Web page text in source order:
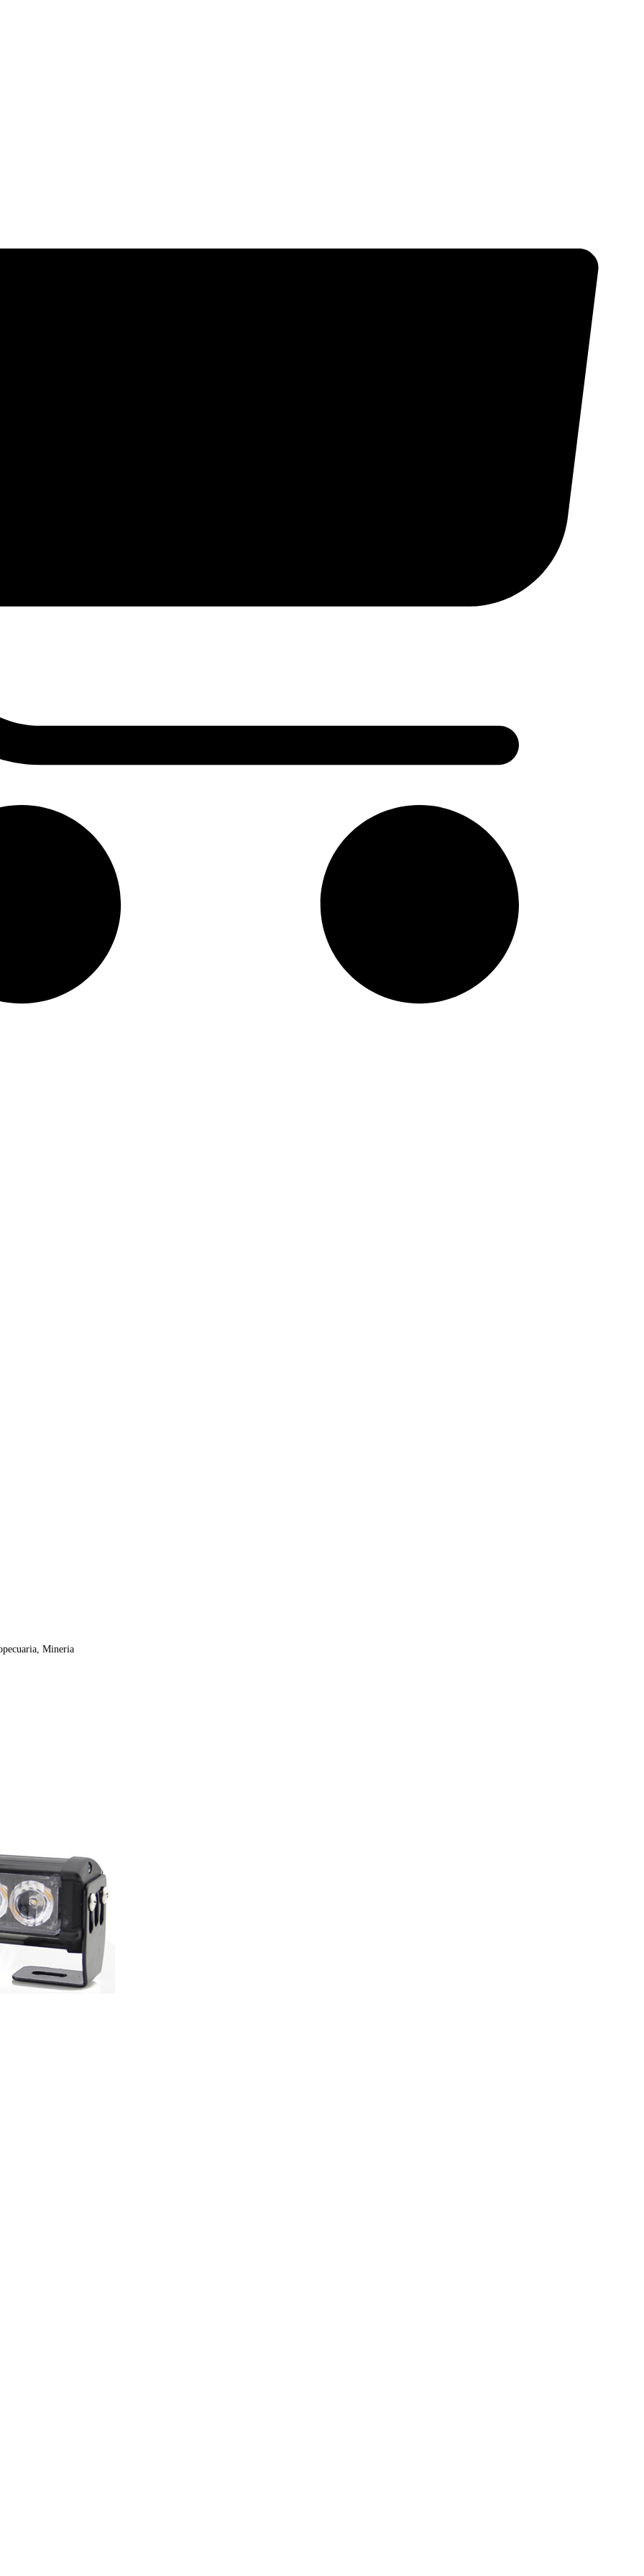
Mineria